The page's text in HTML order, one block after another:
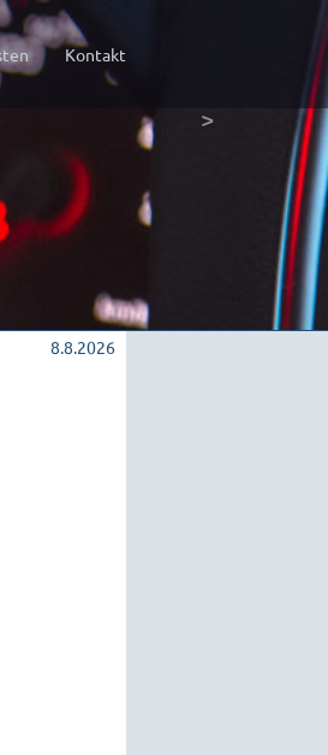
>
Kontakt
8.8.2026